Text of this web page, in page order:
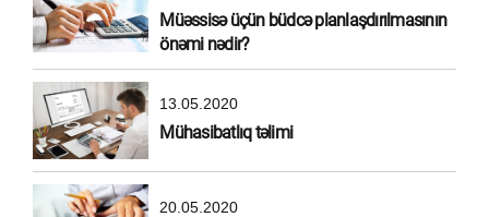
Müəssisə üçün büdcə planlaşdırılmasının
önəmi nədir?
13.05.2020
Mühasibatlıq təlimi
20.05.2020